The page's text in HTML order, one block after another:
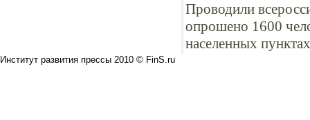
Проводили
опрошено 1600
населенных
Институт развития прессы 2010 © FinS.ru